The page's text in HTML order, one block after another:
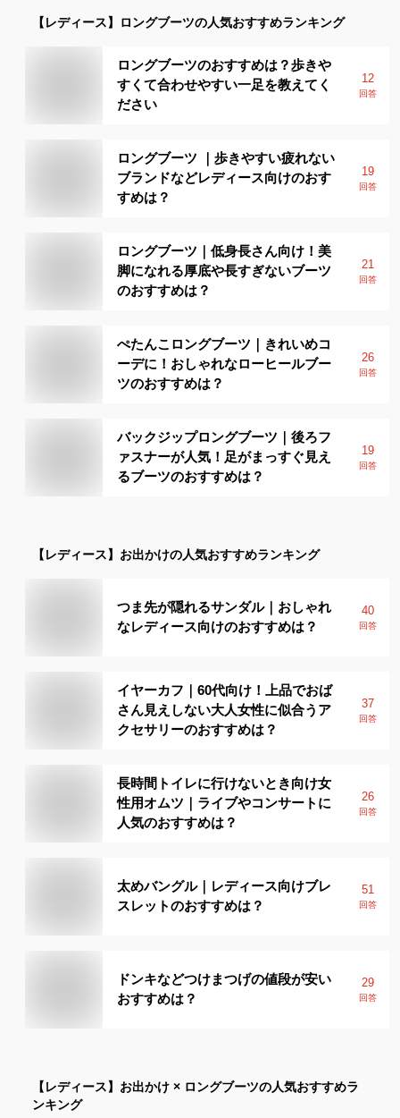
【レディース】 ロングブーツの人気おすすめランキング
ロングブーツのおすすめは？歩きや
すくて合わせやすい一足を教えてく
ださい
12
回答
ロングブーツ ｜歩きやすい疲れない
ブランドなどレディース向けのおす
すめは？
19
回答
ロングブーツ｜低身長さん向け！美
脚になれる厚底や長すぎないブーツ
のおすすめは？
21
回答
ぺたんこロングブーツ｜きれいめコ
ーデに！おしゃれなローヒールブー
ツのおすすめは？
26
回答
バックジップロングブーツ｜後ろフ
ァスナーが人気！足がまっすぐ見え
るブーツのおすすめは？
19
回答
【レディース】 お出かけの人気おすすめランキング
つま先が隠れるサンダル｜おしゃれ
なレディース向けのおすすめは？
40
回答
イヤーカフ｜60代向け！上品でおば
さん見えしない大人女性に似合うア
クセサリーのおすすめは？
37
回答
長時間トイレに行けないとき向け女
性用オムツ｜ライブやコンサートに
人気のおすすめは？
26
回答
太めバングル｜レディース向けブレ
スレットのおすすめは？
51
回答
ドンキなどつけまつげの値段が安い
おすすめは？
29
回答
【レディース】 お出かけ × ロングブーツの人気おすすめラ
ンキング